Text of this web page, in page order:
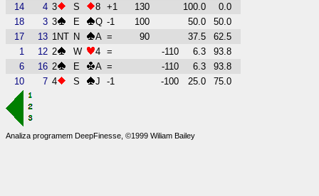
14
4 3 S 8 +1 130 100.0
0.0
18
3 3 E Q -1 100 50.0
50.0
17
13 1NT N A = 90 37.5
62.5
1
12 2 W 4 = -110 6.3
93.8
6
16 2 E A = -110 6.3
93.8
10
7 4 S J -1 -100 25.0 75.0
Analiza programem DeepFinesse, ©1999 Wiliam Bailey